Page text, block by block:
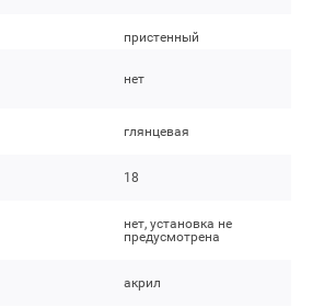
пристенный
нет
глянцевая
18
нет, установка не
предусмотрена
акрил